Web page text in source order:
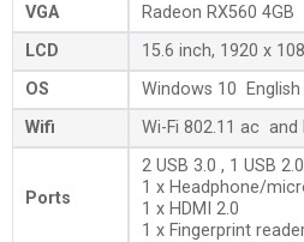
VGA
Radeon RX560 4GB
LCD
15.6 inch, 1920 x
OS
Windows 10 English
Wifi
Wi-Fi 802.11 ac
Ports
2 USB 3.0 , 1 USB 2.0
1 x Headphone/
1 x HDMI 2.0
1 x Fingerprint